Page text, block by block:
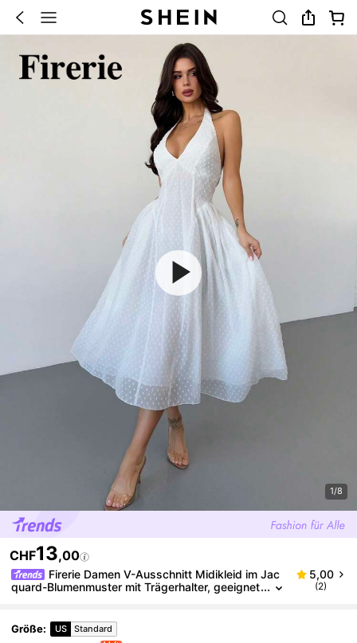
1/8
CHF13,00
Firerie Damen V-Ausschnitt Midikleid im Jac
quard-Blumenmuster mit Trägerhalter, geeignet
üro, Schulanfang, Urlaub
5,00
(2)
Größe: US Standard